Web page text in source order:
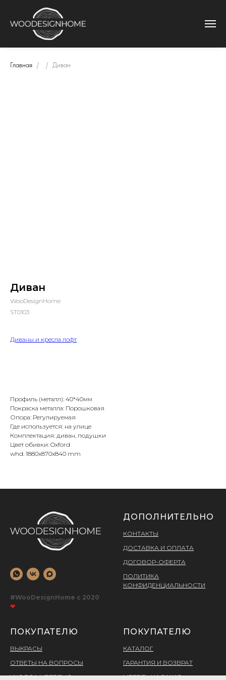
Главная Диван
Диван
WooDesignHome
ST0103
Диваны и кресла лофт
Профиль (металл): 40*40мм
Покраска металла: Порошковая
Опора: Регулируемая
Где используется: на улице
Комплектация: диван, подушки
Цвет обивки: Oxford
whd: 1880x870x840 mm
#WooDesignHome c 2020
❤
ДОПОЛНИТЕЛЬНО
КОНТАКТЫ
ДОСТАВКА И ОПЛАТА
ДОГОВОР-ОФЕРТА
ПОЛИТИКА
КОНФИДЕНЦИАЛЬНОСТИ
ПОКУПАТЕЛЮ
ВЫКРАСЫ
ОТВЕТЫ НА ВОПРОСЫ
УХОД ЗА МЕБЕЛЬЮ
ПОКУПАТЕЛЮ
КАТАЛОГ
ГАРАНТИЯ И ВОЗВРАТ
МЕБЕЛЬ НА ЗАКАЗ